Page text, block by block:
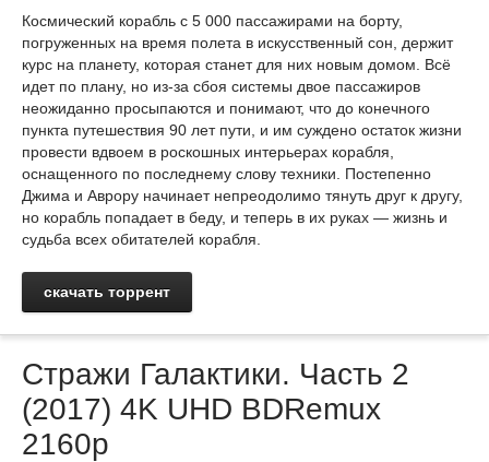
Космический корабль с 5 000 пассажирами на борту,
погруженных на время полета в искусственный сон, держит
курс на планету, которая станет для них новым домом. Всё
идет по плану, но из-за сбоя системы двое пассажиров
неожиданно просыпаются и понимают, что до конечного
пункта путешествия 90 лет пути, и им суждено остаток жизни
провести вдвоем в роскошных интерьерах корабля,
оснащенного по последнему слову техники. Постепенно
Джима и Аврору начинает непреодолимо тянуть друг к другу,
но корабль попадает в беду, и теперь в их руках — жизнь и
судьба всех обитателей корабля.
скачать торрент
Стражи Галактики. Часть 2
(2017) 4K UHD BDRemux
2160p